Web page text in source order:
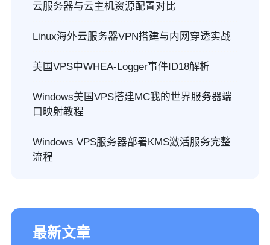
云服务器与云主机资源配置对比
Linux海外云服务器VPN搭建与内网穿透实战
美国VPS中WHEA-Logger事件ID18解析
Windows美国VPS搭建MC我的世界服务器端
口映射教程
Windows VPS服务器部署KMS激活服务完整
流程
最新文章